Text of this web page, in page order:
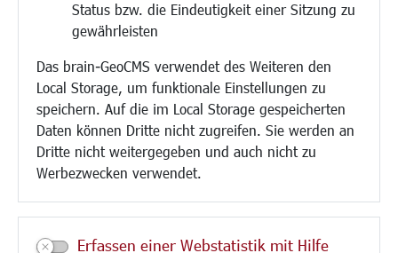
Status bzw. die Eindeutigkeit einer Sitzung zu
gewährleisten
Das brain-GeoCMS verwendet des Weiteren den
Local Storage, um funktionale Einstellungen zu
speichern. Auf die im Local Storage gespeicherten
Daten können Dritte nicht zugreifen. Sie werden an
Dritte nicht weitergegeben und auch nicht zu
Werbezwecken verwendet.
Erfassen einer Webstatistik mit Hilfe
Bebauungsplanung
Verkehr/Mobilität
Glasfaserausbau
Aktuelle Baustellen
Paddelteich
CINDY S
Kultur/Freizeit/Tourismus
Veranstaltungen